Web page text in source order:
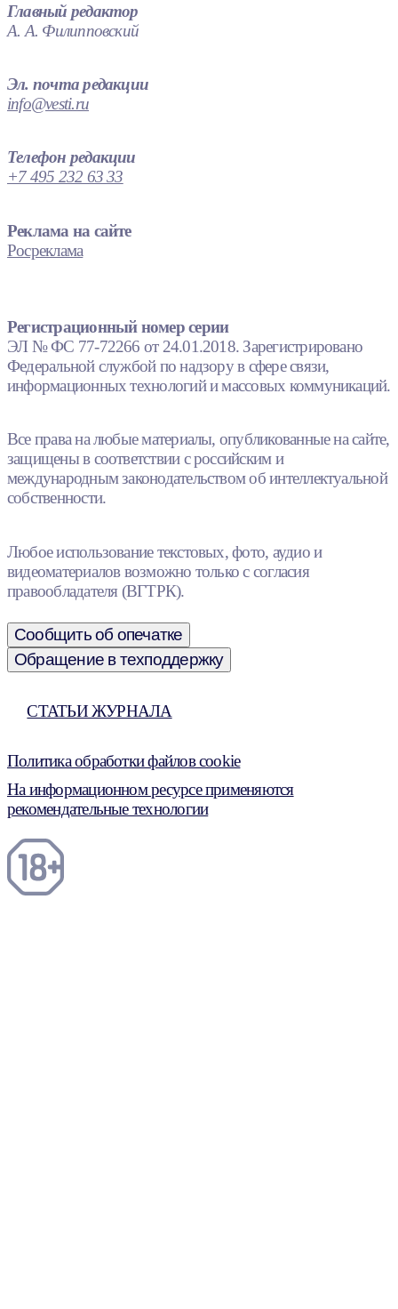
Главный редактор
А. А. Филипповский
Эл. почта редакции
info@vesti.ru
Телефон редакции
+7 495 232 63 33
Реклама на сайте
Росреклама
Регистрационный номер серии
ЭЛ № ФС 77-72266 от 24.01.2018. Зарегистрировано
Федеральной службой по надзору в сфере связи,
информационных технологий и массовых коммуникаций.
Все права на любые материалы, опубликованные на сайте,
защищены в соответствии с российским и
международным законодательством об интеллектуальной
собственности.
Любое использование текстовых, фото, аудио и
видеоматериалов возможно только с согласия
правообладателя (ВГТРК).
Сообщить об опечатке
Обращение в техподдержку
СТАТЬИ ЖУРНАЛА
Политика обработки файлов cookie
На информационном ресурсе применяются
рекомендательные технологии